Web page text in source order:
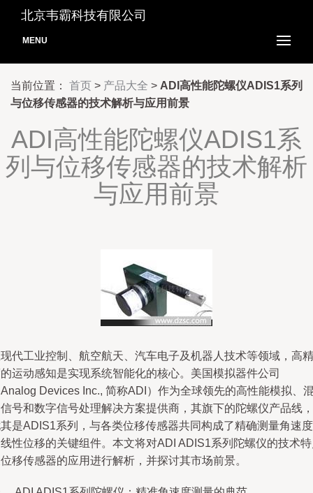
北京韦霸科技有限公司
MENU
当前位置： 首页 > 产品大全 > ADI高性能陀螺仪ADIS1系列
与位移传感器的技术解析与应用前景
ADI高性能陀螺仪ADIS1系
列与位移传感器的技术解析
与应用前景
代工业控制、航空航天、汽车电子及机器人技术等领域，高精
运动感知是实现系统智能化的核心。美国模拟器件公司
Devices Inc., 简称ADI）作为全球领先的高性能模拟、
号和数字信号处理解决方案提供商，其旗下的陀螺仪产品线，
是ADIS1系列，与各类位移传感器共同构成了精确测量角速度
性位移的关键组件。本文将对ADI ADIS1系列陀螺仪的技术
移传感器的应用进行解析，并探讨其市场前景。